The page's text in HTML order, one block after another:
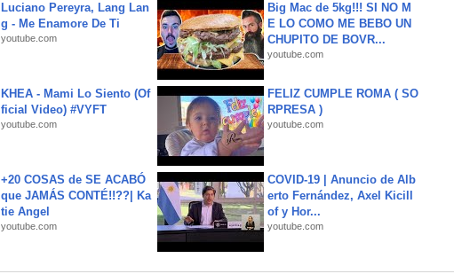
Luciano Pereyra, Lang Lan
g - Me Enamore De Ti
youtube.com
Big Mac de 5kg!!! SI NO M
E LO COMO ME BEBO UN
CHUPITO DE BOVR...
youtube.com
KHEA - Mami Lo Siento (Of
ficial Video) #VYFT
youtube.com
FELIZ CUMPLE ROMA ( SO
RPRESA )
youtube.com
+20 COSAS de SE ACABÓ
que JAMÁS CONTÉ!!??| Ka
tie Angel
youtube.com
COVID-19 | Anuncio de Alb
erto Fernández, Axel Kicill
of y Hor...
youtube.com